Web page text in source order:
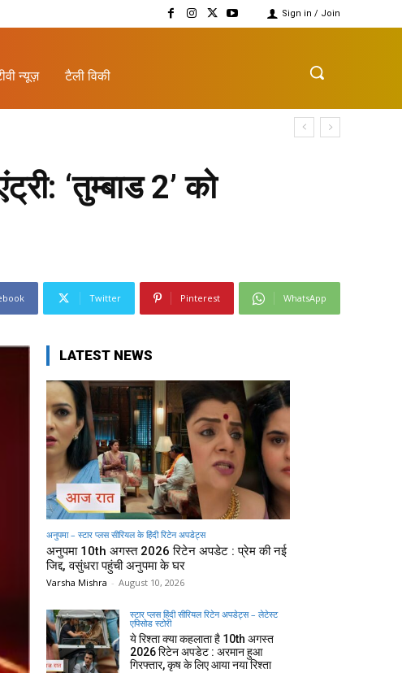
Sign in / Join
न्यूज़ टैली विकी
‘तुम्बाड 2’ को
Twitter Pinterest WhatsApp
LATEST NEWS
अनुपमा – स्टार प्लस सीरियल के हिंदी रिटेन अपडेट्स
अनुपमा 10th अगस्त 2026 रिटेन अपडेट : प्रेम की नई
जिद्द, वसुंधरा पहुंची अनुपमा के घर
Varsha Mishra - August 10, 2026
स्टार प्लस हिंदी सीरियल रिटेन अपडेट्स – लेटेस्ट
एपिसोड स्टोरी
ये रिश्ता क्या कहलाता है 10th अगस्त
2026 रिटेन अपडेट : अरमान हुआ
गिरफ्तार, कृष के लिए आया नया रिश्ता